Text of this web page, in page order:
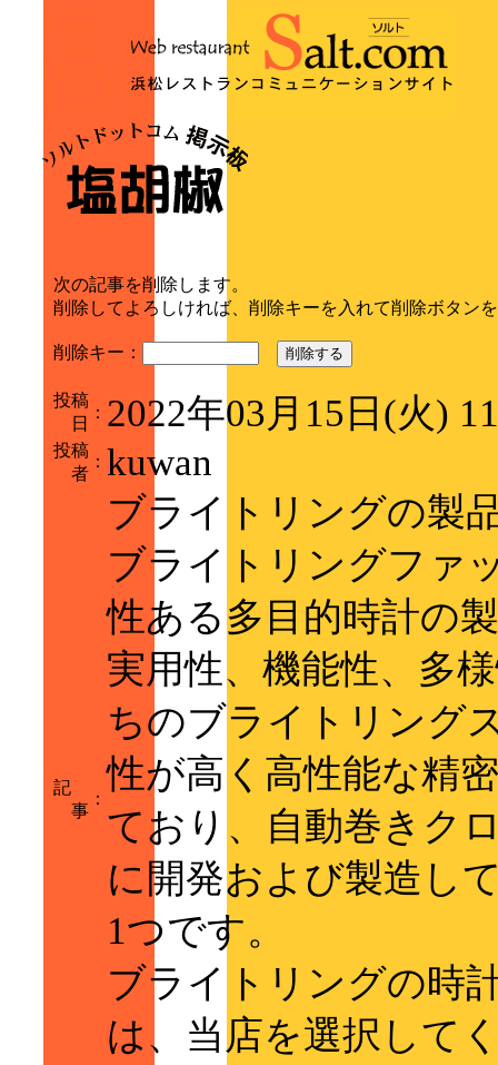
次の記事を削除します。
削除してよろしければ、削除キーを入れて削除ボタン
削除キー： 削除する
投稿
日
： 2022年03月15日(火)
投稿
者
： kuwan
記
事
：
ブライトリングの製
ブライトリングファ
性ある多目的時計の
実用性、機能性、多
ちのブライトリング
性が高く高性能な精
ており、自動巻きク
に開発および製造し
1つです。
ブライトリングの時
は、当店を選択して